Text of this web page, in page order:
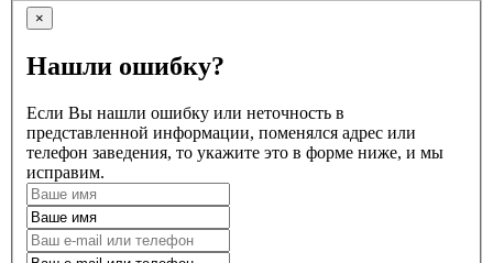
×
Нашли ошибку?
Если Вы нашли ошибку или неточность в
представленной информации, поменялся адрес или
телефон заведения, то укажите это в форме ниже, и мы
исправим.